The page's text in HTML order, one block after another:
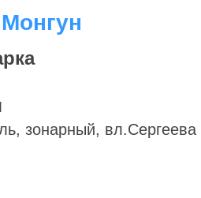
зонарный,